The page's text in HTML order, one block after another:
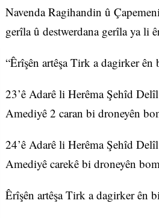
Navenda Ragihandin û
gerîla û destwerdana gerîla ya li
“Êrîşên artêşa Tirk a dagirker
23’ê Adarê li Herêma Şehîd
Amediyê 2 caran bi droneyên
24’ê Adarê li Herêma Şehîd
Amediyê carekê bi droneyên
Êrîşên artêşa Tirk a dagirker ên